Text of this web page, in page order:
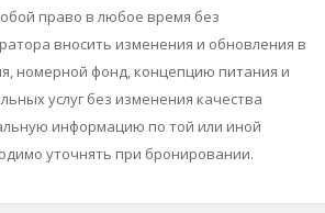
право в любое время без
вносить изменения и обновления в
номерной фонд, концепцию питания и
услуг без изменения качества
информацию по той или иной
уточнять при бронировании.